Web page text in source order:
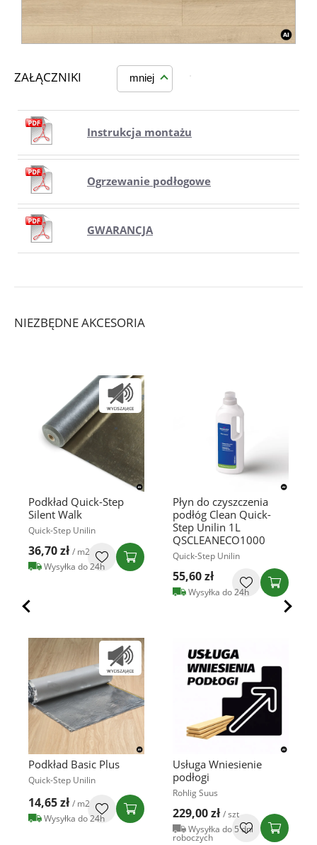
ZAŁĄCZNIKI mniej
Instrukcja montażu
Ogrzewanie podłogowe
GWARANCJA
NIEZBĘDNE AKCESORIA
Podkład Quick-Step
Silent Walk
Quick-Step Unilin
36,70 zł / m2
Wysyłka do 24h
Podkład Basic Plus
Quick-Step Unilin
14,65 zł / m2
Wysyłka do 24h
Płyn do czyszczenia
podłóg Clean Quick-
Step Unilin 1L
QSCLEANECO1000
Quick-Step Unilin
55,60 zł
Wysyłka do 24h
Usługa Wniesienie
podłogi
Rohlig Suus
229,00 zł / szt
Wysyłka do 5 dni
roboczych